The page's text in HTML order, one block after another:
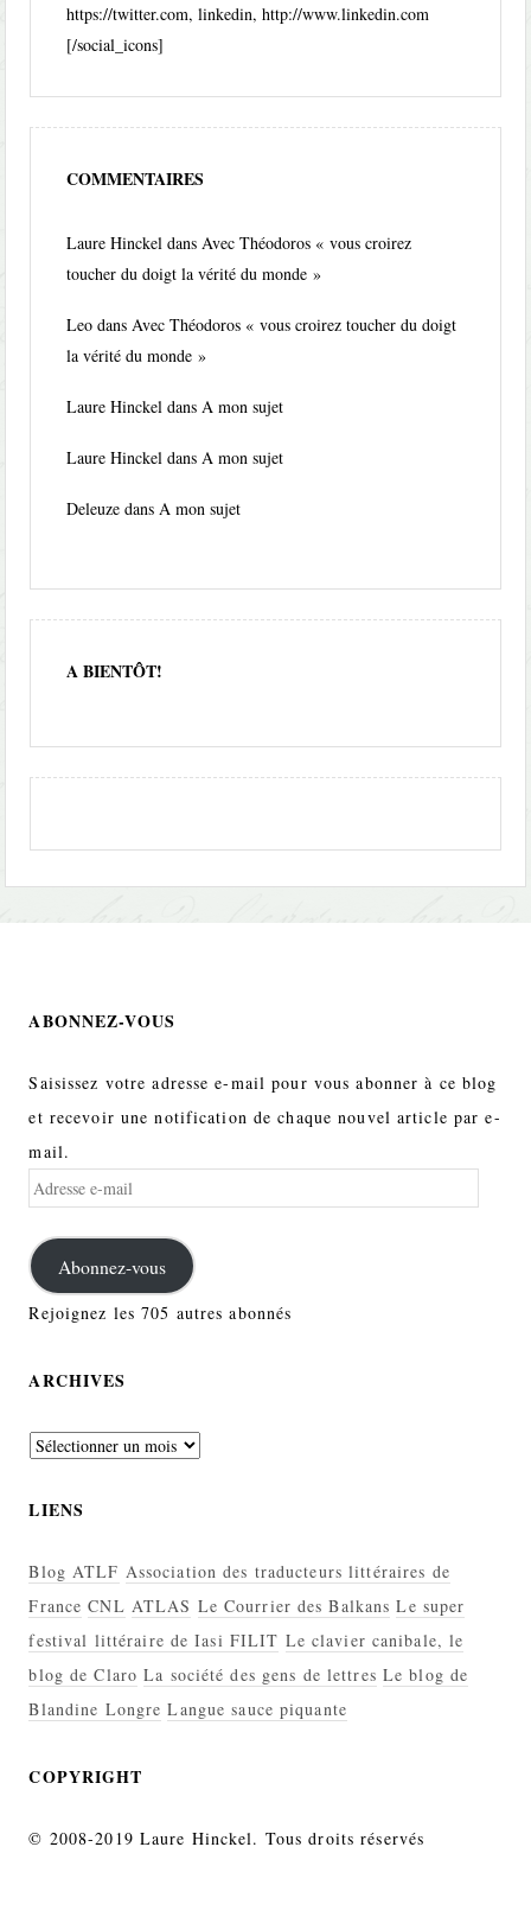
https://twitter.com, linkedin, http://www.linkedin.com
[/social_icons]
COMMENTAIRES
Laure Hinckel dansAvec Théodoros « vous croirez
toucher du doigt la vérité du monde »
Leo dansAvec Théodoros « vous croirez toucher du doigt
la vérité du monde »
Laure Hinckel dansA mon sujet
Laure Hinckel dansA mon sujet
Deleuze dansA mon sujet
A BIENTÔT!
ABONNEZ-VOUS
Saisissez votre adresse e-mail pour vous abonner à ce blog
et recevoir une notification de chaque nouvel article par e-
mail.
Adresse
mail
Abonnez-vous
Rejoignez les 705 autres abonnés
ARCHIVES
Archives
LIENS
Blog ATLF Association des traducteurs littéraires de
France CNL ATLAS Le Courrier des Balkans Le super
festival littéraire de Iasi FILIT Le clavier canibale, le
blog de Claro La société des gens de lettres Le blog de
Blandine Longre Langue sauce piquante
COPYRIGHT
© 2008-2019 Laure Hinckel. Tous droits réservés